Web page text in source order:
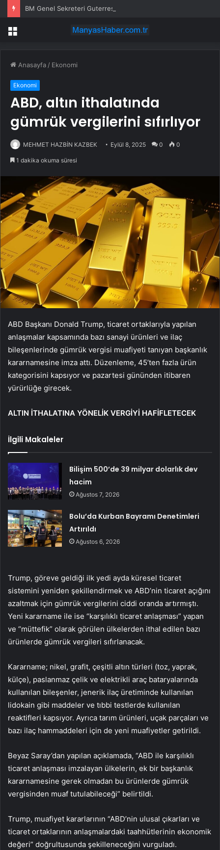
Menü
Anasayfa / Ekonomi
Ekonomi
ABD, altın ithalatında
gümrük vergilerini sıfırlıyor
MEHMET HAZBİN KAZBEK Eylül 8, 2025 0 0
1 dakika okuma süresi
ABD Başkanı Donald Trump, ticaret ortaklarıyla yapılan
anlaşmalar kapsamında bazı sanayi ürünleri ve ilaç
bileşenlerinde gümrük vergisi muafiyeti tanıyan başkanlık
kararnamesine imza attı. Düzenleme, 45’ten fazla ürün
kategorisini kapsıyor ve pazartesi gününden itibaren
yürürlüğe girecek.
ALTIN İTHALATINA YÖNELİK VERGİYİ HAFİFLETECEK
İlgili Makaleler
Bilişim 500’de 39 milyar dolarlık dev
hacim
Ağustos 7, 2026
Bolu’da Kurban Bayramı Denetimleri
Artırıldı
Ağustos 6, 2026
Trump, göreve geldiği ilk yedi ayda küresel ticaret
sistemini yeniden şekillendirmek ve ABD’nin ticaret açığını
azaltmak için gümrük vergilerini ciddi oranda artırmıştı.
Yeni kararname ile ise “karşılıklı ticaret anlaşması” yapan
ve “müttefik” olarak görülen ülkelerden ithal edilen bazı
ürünlerde gümrük vergileri sıfırlanacak.
Kararname; nikel, grafit, çeşitli altın türleri (toz, yaprak,
külçe), paslanmaz çelik ve elektrikli araç bataryalarında
kullanılan bileşenler, jenerik ilaç üretiminde kullanılan
lidokain gibi maddeler ve tıbbi testlerde kullanılan
reaktifleri kapsıyor. Ayrıca tarım ürünleri, uçak parçaları ve
bazı ilaç hammaddeleri için de yeni muafiyetler getirildi.
Beyaz Saray’dan yapılan açıklamada, “ABD ile karşılıklı
ticaret anlaşması imzalayan ülkelerin, ek bir başkanlık
kararnamesine gerek olmadan bu ürünlerde gümrük
vergisinden muaf tutulabileceği” belirtildi.
Trump, muafiyet kararlarının “ABD’nin ulusal çıkarları ve
ticaret ortaklarının anlaşmalardaki taahhütlerinin ekonomik
değeri” doğrultusunda şekilleneceğini vurguladı.